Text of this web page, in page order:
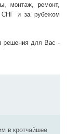
монтаж, ремонт,
СНГ и за рубежом
решения для Вас -
в кротчайшее